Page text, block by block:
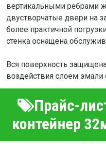
вертикальными ребрами
двустворчатые двери на
более практичной
стенка оснащена
Вся поверхность
воздействия слоем эмали
Прайс-
контейнер